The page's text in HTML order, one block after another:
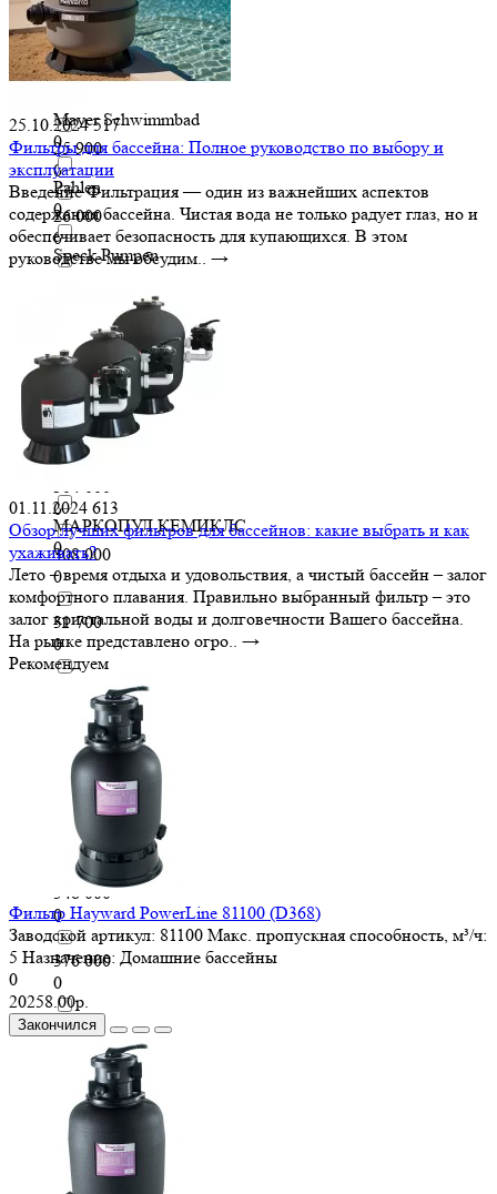
24 400
0
244 000
25 900
0
26 000
0
28 000
0
30 000
0
0
308 000
0
31 700
0
320 000
33 000
348 000
0
376 000
0
38 000
39 300
40 000
0
Kripsol
0
Mayer Schwimmbad
0
Pahlen
0
Speck Pumpen
Sugar Valley
Waterco
0
Waterline
МАРКОПУЛ КЕМИКЛС
0
25.10.2024 517
Фильтры для бассейна: Полное руководство по выбору и
эксплуатации
Введение Фильтрация — один из важнейших аспектов
содержания бассейна. Чистая вода не только радует глаз, но и
обеспечивает безопасность для купающихся. В этом
руководстве мы обсудим.. →
01.11.2024 613
Обзор лучших фильтров для бассейнов: какие выбрать и как
ухаживать?
Лето – время отдыха и удовольствия, а чистый бассейн – залог
комфортного плавания. Правильно выбранный фильтр – это
залог кристальной воды и долговечности Вашего бассейна.
На рынке представлено огро.. →
Рекомендуем
Фильтр Hayward PowerLine 81100 (D368)
Заводской артикул: 81100 Макс. пропускная способность, м³/ч:
5 Назначение: Домашние бассейны
0
20258.00р.
Закончился